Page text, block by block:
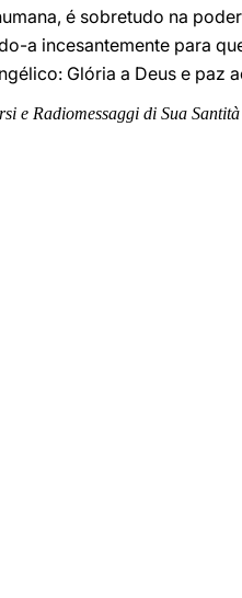
é sobretudo na
a incesantemente para
Glória a Deus e paz
e Radiomessaggi di Sua